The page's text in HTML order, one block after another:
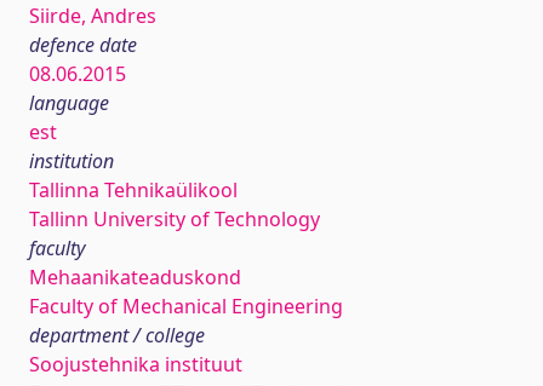
Siirde, Andres
defence date
08.06.2015
language
est
institution
Tallinna Tehnikaülikool
Tallinn University of Technology
faculty
Mehaanikateaduskond
Faculty of Mechanical Engineering
department / college
Soojustehnika instituut